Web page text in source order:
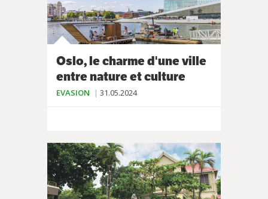
Oslo, le charme d'une ville
entre nature et culture
EVASION 31.05.2024